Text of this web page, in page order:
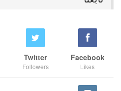
Facebook
Likes
Twitter
Followers